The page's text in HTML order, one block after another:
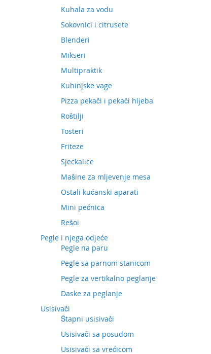
Kuhala za vodu
Sokovnici i citrusete
Blenderi
Mikseri
Multipraktik
Kuhinjske vage
Pizza pekači i pekači hljeba
Roštilji
Tosteri
Friteze
Sjeckalice
Mašine za mljevenje mesa
Ostali kućanski aparati
Mini pećnica
Rešoi
Pegle i njega odjeće
Pegle na paru
Pegle sa parnom stanicom
Pegle za vertikalno peglanje
Daske za peglanje
Usisivači
Štapni usisivači
Usisivači sa posudom
Usisivači sa vrećicom